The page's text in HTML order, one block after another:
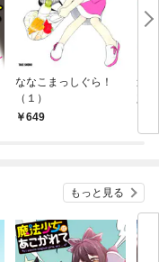
ななこまっしぐら！
（１）
649
迷
もっと見る